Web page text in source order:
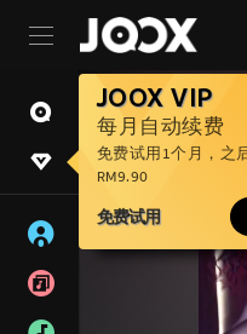
JOOX VIP
每月自动续费
免费试用1个月，之
RM9.90
免费试用